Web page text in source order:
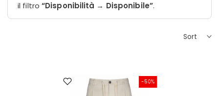
il filtro “Disponibilità → Disponibile”.
Sort
-50%